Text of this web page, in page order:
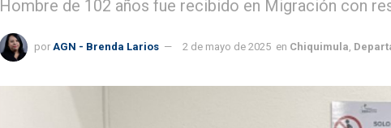
Hombre de 102 años fue recibido en Migración con
por AGN - Brenda Larios 2 de mayo de 2025 en Chiquimula